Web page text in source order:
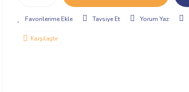
Tavsiye Et Yorum Yaz
Karşılaştır